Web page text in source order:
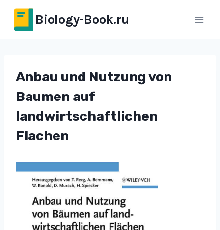
Перейти
содержимому
Biology-Book.ru
Anbau und Nutzung von
Baumen auf
landwirtschaftlichen
Flachen